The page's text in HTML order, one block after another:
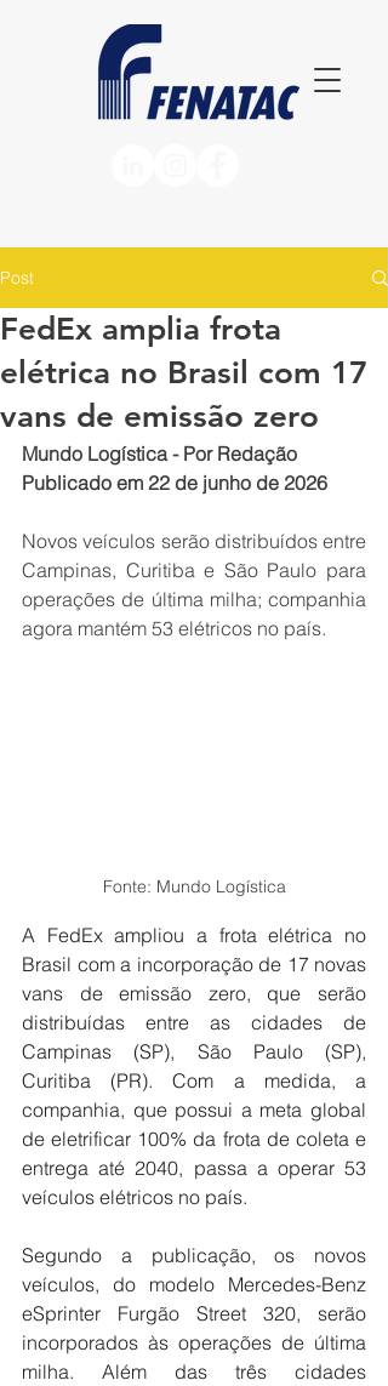
Post
FedEx amplia frota
elétrica no Brasil com 17
vans de emissão zero
Mundo Logística - Por Redação
Publicado em 22 de junho de 2026
Novos veículos serão distribuídos entre
Campinas, Curitiba e São Paulo para
operações de última milha; companhia
agora mantém 53 elétricos no país.
Fonte: Mundo Logística
A FedEx ampliou a frota elétrica no
Brasil com a incorporação de 17 novas
vans de emissão zero, que serão
distribuídas entre as cidades de
Campinas (SP), São Paulo (SP),
Curitiba (PR). Com a medida, a
companhia, que possui a meta global
de eletrificar 100% da frota de coleta e
entrega até 2040, passa a operar 53
veículos elétricos no país.
Segundo a publicação, os novos
veículos, do modelo Mercedes-Benz
eSprinter Furgão Street 320, serão
incorporados às operações de última
milha. Além das três cidades